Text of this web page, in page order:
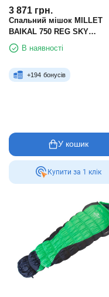
3 871 грн.
Спальний мішок MILLET
BAIKAL 750 REG SKY
DIVER/ULTRA BLUE
В наявності
+194 бонусів
У кошик
Купити за 1 клiк